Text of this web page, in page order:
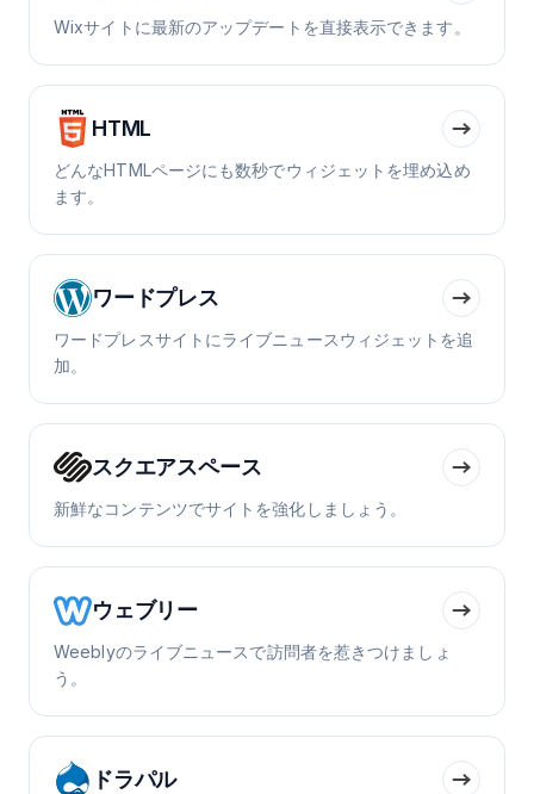
Wixサイトに最新のアップデートを直接表示できます。
HTML
どんなHTMLページにも数秒でウィジェットを埋め込め
ます。
ワードプレス
ワードプレスサイトにライブニュースウィジェットを追
加。
スクエアスペース
新鮮なコンテンツでサイトを強化しましょう。
ウェブリー
Weeblyのライブニュースで訪問者を惹きつけましょ
う。
ドラパル